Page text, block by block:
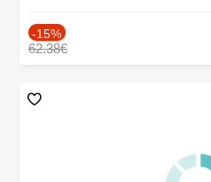
-15%
62.38€